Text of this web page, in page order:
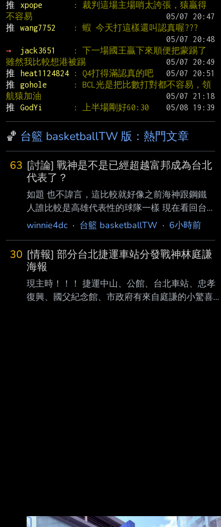
推
xpope
: 裁判這場主場哨太誇張，猿贏得
不容易
推
wang7752
: 蝦 今天打這樣還叫認真喔???
→
jack3651
: 下一場國王贏下來順便把蒙踢了
雖然我比較想港被踢
推
heat1124824 : Q4打得滿認真的吧
推
gohole
: BCL光是把比數打對都不容易，領
航猿加油
推
GodYi : 上半場剛好60:30
🏀 台籃 basketballTW 版：熱門文章
63 [討論] 戰神是不是已經超越富邦成為台北
代表了？
如題 也不諱言，這比較就好像之前海神跟鋼鐵
人誰比較是高雄代表性的球隊一樣 現在看回台
北，在台新這些年一系列操作+富邦陣容漸漸弱
邊，雖然也是職籃成立後才新增的球隊，但現在
補了中華隊門面等級的林庭謙 後，帳面戰力有
感的提升到聯盟前段班，而且相信就算不破圈，
很多人也會衝著林來支持 戰神 反觀富邦在新賽
季少了野獸後，剩餘陣容落入了沒有球星的情
winnie4dc · 台籃 basketballTW · 6小時前
30 [情報] 部分台北捷運車站分發戰神林庭謙
海報
現主時！！！ 捷運中山、公館、台北車站、忠孝
復興、國父紀念館、市政府有來自庭謙的小驚喜